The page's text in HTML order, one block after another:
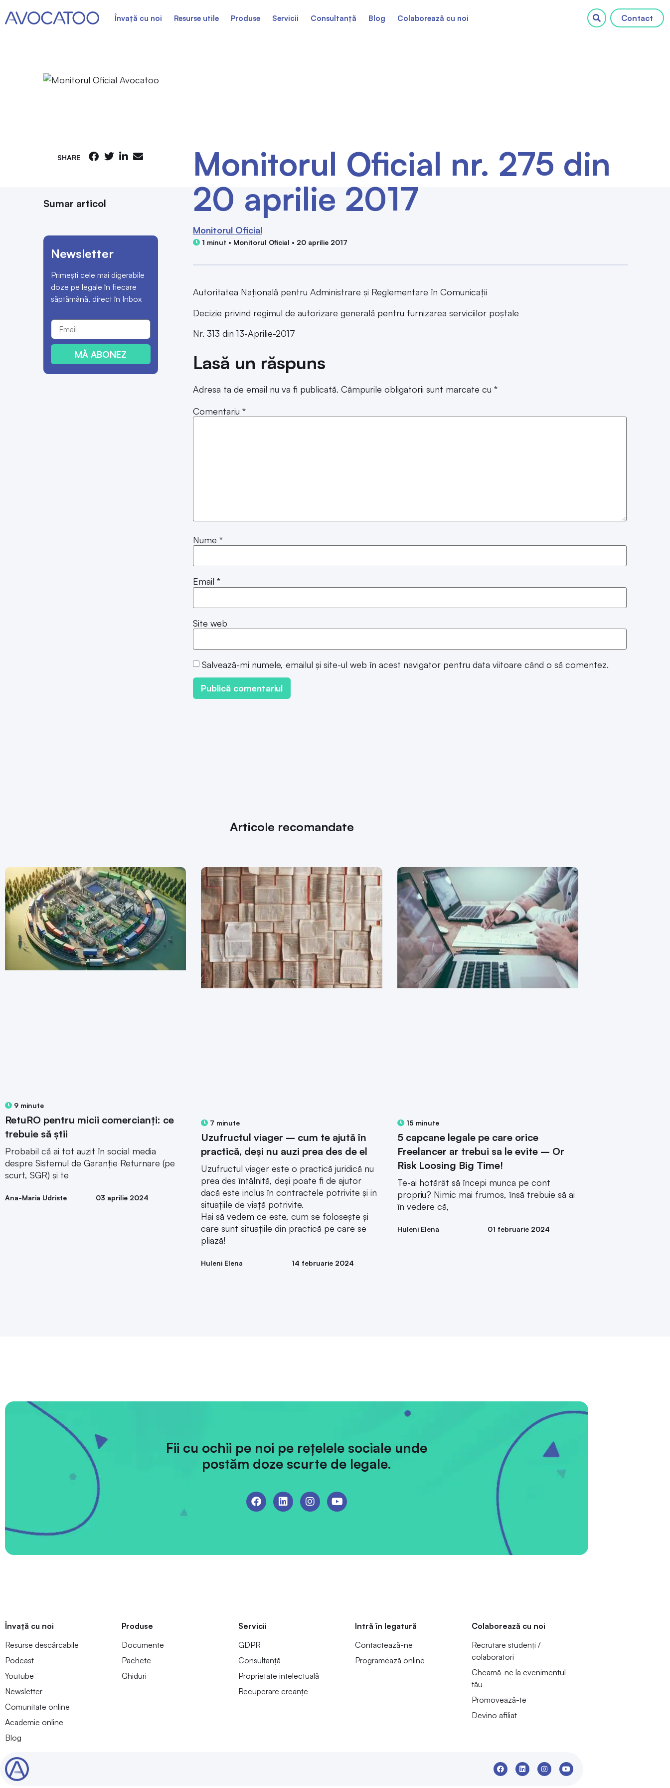
Contact
Învață cu noi Resurse utile Produse Servicii Consultanță Blog Colaborează cu noi
SHARE
Sumar articol
Newsletter
Primești cele mai digerabile
doze pe legale în fiecare
săptămână, direct în Inbox
MĂ ABONEZ
Monitorul Oficial nr. 275 din
20 aprilie 2017
Monitorul Oficial
1 minut • Monitorul Oficial • 20 aprilie 2017
Autoritatea Națională pentru Administrare și Reglementare în Comunicații
Decizie privind regimul de autorizare generală pentru furnizarea serviciilor poștale
Nr. 313 din 13-Aprilie-2017
Lasă un răspuns
Adresa ta de email nu va fi publicată. Câmpurile obligatorii sunt marcate cu *
Comentariu *
Nume *
Email *
Site web
Salvează-mi numele, emailul și site-ul web în acest navigator pentru data viitoare când o să comentez.
Articole recomandate
9 minute
RetuRO pentru micii comercianți: ce
trebuie să știi
Probabil că ai tot auzit în social media
despre Sistemul de Garanție Returnare (pe
scurt, SGR) și te
Ana-Maria Udriste 03 aprilie 2024
7 minute
Uzufructul viager – cum te ajută în
practică, deși nu auzi prea des de el
Uzufructul viager este o practică juridică nu
prea des întâlnită, deși poate fi de ajutor
dacă este inclus în contractele potrivite și in
situațiile de viață potrivite.
Hai să vedem ce este, cum se folosește și
care sunt situațiile din practică pe care se
pliază!
Huleni Elena 14 februarie 2024
15 minute
5 capcane legale pe care orice
Freelancer ar trebui sa le evite – Or
Risk Loosing Big Time!
Te-ai hotărât să începi munca pe cont
propriu? Nimic mai frumos, însă trebuie să ai
în vedere că,
Huleni Elena 01 februarie 2024
Fii cu ochii pe noi pe rețelele sociale unde
postăm doze scurte de legale.
Învață cu noi
Resurse descărcabile
Podcast
Youtube
Newsletter
Comunitate online
Academie online
Blog
Produse
Documente
Pachete
Ghiduri
Servicii
GDPR
Consultanță
Proprietate intelectuală
Recuperare creanțe
Intră în legatură
Contactează-ne
Programează online
Colaborează cu noi
Recrutare studenți /
colaboratori
Cheamă-ne la evenimentul
tău
Promovează-te
Devino afiliat